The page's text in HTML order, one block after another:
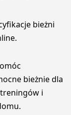
bieżni
bieżnie dla
i